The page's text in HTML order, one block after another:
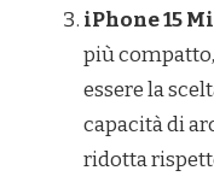
iPhone 15
più
essere la
capacità di
ridotta